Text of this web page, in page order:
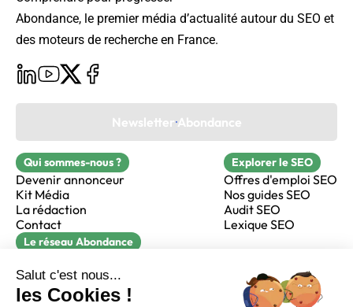
Abondance, le premier média d’actualité autour du SEO et
des moteurs de recherche en France.
Newsletter Abondance
Qui sommes-nous ?
Devenir annonceur
Kit Média
La rédaction
Contact
Explorer le SEO
Offres d'emploi SEO
Nos guides SEO
Audit SEO
Lexique SEO
Le réseau Abondance
Réacteur
alfie formation